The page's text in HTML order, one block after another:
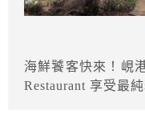
海鮮饕客快來！峴
Restaurant 享受最